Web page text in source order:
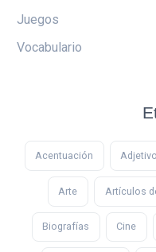
Juegos
Vocabulario
Acentuación
Arte Artículos
Biografías Cine